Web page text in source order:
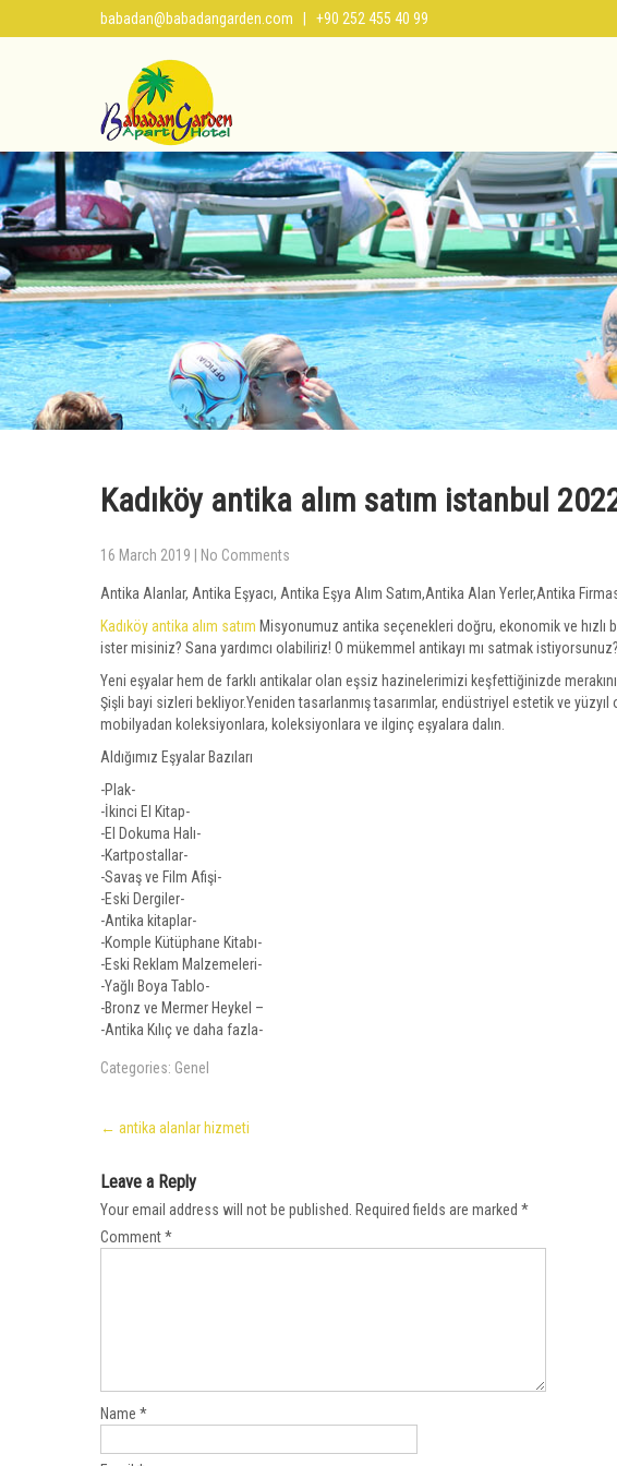
babadan@babadangarden.com | +90 252 455 40 99
Kadıköy antika alım satım istanbul
16 March 2019 No Comments
Antika Alanlar, Antika Eşyacı, Antika Eşya Alım Satım,Antika Alan Yerler,Antika
Kadıköy antika alım satım Misyonumuz antika seçenekleri doğru, ekonomik ve hızlı
ister misiniz? Sana yardımcı olabiliriz! O mükemmel antikayı mı satmak istiyorsunuz?
Yeni eşyalar hem de farklı antikalar olan eşsiz hazinelerimizi keşfettiğinizde
Şişli bayi sizleri bekliyor.Yeniden tasarlanmış tasarımlar, endüstriyel estetik ve
mobilyadan koleksiyonlara, koleksiyonlara ve ilginç eşyalara dalın.
Aldığımız Eşyalar Bazıları
-Plak-
-İkinci El Kitap-
-El Dokuma Halı-
-Kartpostallar-
-Savaş ve Film Afişi-
-Eski Dergiler-
-Antika kitaplar-
-Komple Kütüphane Kitabı-
-Eski Reklam Malzemeleri-
-Yağlı Boya Tablo-
-Bronz ve Mermer Heykel –
-Antika Kılıç ve daha fazla-
Categories: Genel
Post
navigation
← antika alanlar hizmeti
Leave a Reply
Your email address will not be published. Required fields are marked *
Comment*
Name *